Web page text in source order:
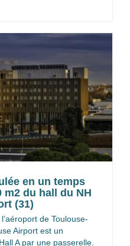
en un temps
m2 du hall du NH
(31)
de Toulouse-
Airport est un
A par une passerelle.